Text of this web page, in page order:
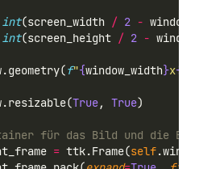
int(screen_width / 2 -
int(screen_height / 2 -
f"{window_width}x{
True, True)
für das Bild und die
= ttk.Frame(self